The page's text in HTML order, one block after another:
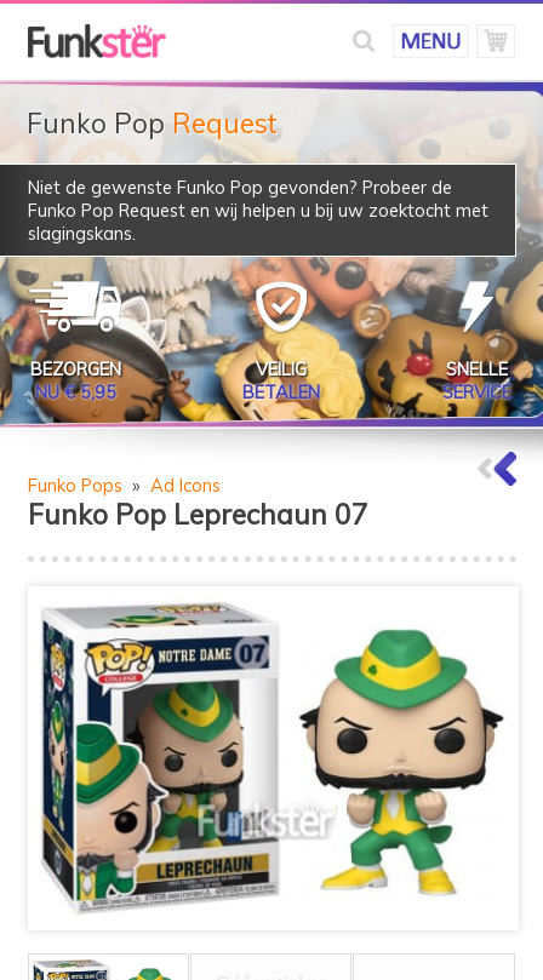
Funko Pop Request
Niet de gewenste Funko Pop gevonden? Probeer de
Funko Pop Request en wij helpen u bij uw zoektocht met
slagingskans.
BEZORGEN
NU € 5,95
VEILIG
BETALEN
SNELLE
SERVICE
Funko Pops » Ad Icons
Funko Pop Leprechaun 07